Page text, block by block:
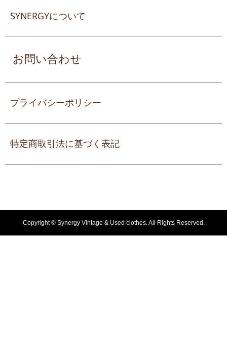
SYNERGYについて
お問い合わせ
プライバシーポリシー
特定商取引法に基づく表記
Copyright ©Synergy Vintage & Used clothes. All Rights Reserved.